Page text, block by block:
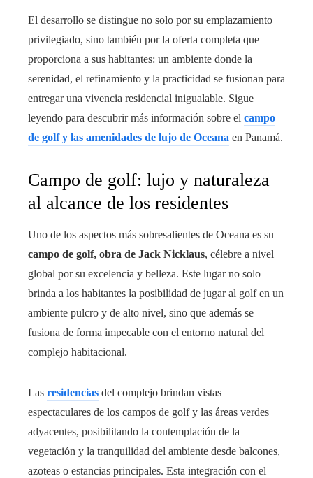
El desarrollo se distingue no solo por su emplazamiento
privilegiado, sino también por la oferta completa que
proporciona a sus habitantes: un ambiente donde la
serenidad, el refinamiento y la practicidad se fusionan para
entregar una vivencia residencial inigualable. Sigue
leyendo para descubrir más información sobre el campo
de golf y las amenidades de lujo de Oceana en Panamá.
Campo de golf: lujo y naturaleza
al alcance de los residentes
Uno de los aspectos más sobresalientes de Oceana es su
campo de golf, obra de Jack Nicklaus, célebre a nivel
global por su excelencia y belleza. Este lugar no solo
brinda a los habitantes la posibilidad de jugar al golf en un
ambiente pulcro y de alto nivel, sino que además se
fusiona de forma impecable con el entorno natural del
complejo habitacional.
Las residencias del complejo brindan vistas
espectaculares de los campos de golf y las áreas verdes
adyacentes, posibilitando la contemplación de la
vegetación y la tranquilidad del ambiente desde balcones,
azoteas o estancias principales. Esta integración con el